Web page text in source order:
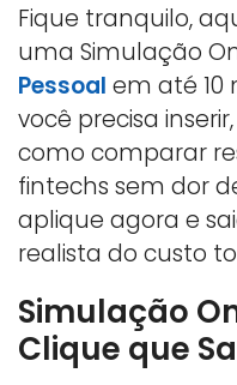
Fique tranquilo,
uma Simulação
Pessoal em até 10
você precisa
como comparar
fintechs sem dor
aplique agora e
realista do custo
Simulação
Clique que